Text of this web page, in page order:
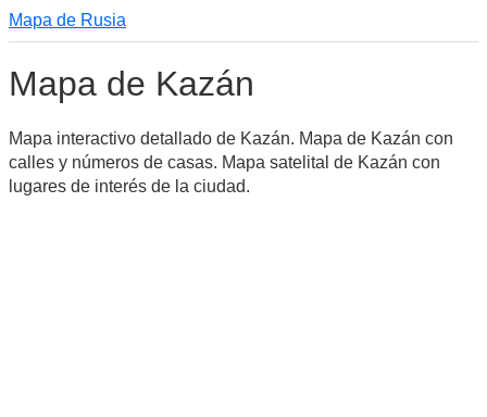
Mapa de Rusia
Mapa de Kazán
Mapa interactivo detallado de Kazán. Mapa de Kazán con
calles y números de casas. Mapa satelital de Kazán con
lugares de interés de la ciudad.